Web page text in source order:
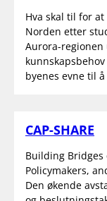
Hva skal til for
Norden etter
Aurora-
byenes evne til
CAP-SHARE
Building Bridges
Policymakers,
Den økende